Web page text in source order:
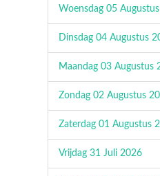
Woensdag 05
Dinsdag 04 Augustus
Maandag 03 Augustus
Zondag 02 Augustus
Zaterdag 01 Augustus
Vrijdag 31 Juli 2026